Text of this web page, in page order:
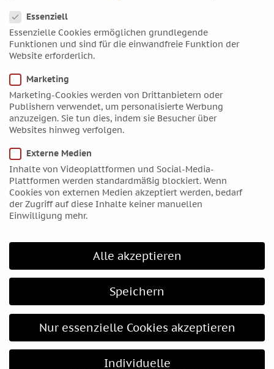
November 2016
Oktober 2016
September 2016
Juli 2016
Juni 2016
Mai 2016
April 2016
März 2016
Februar 2016
Januar 2016
Dezember 2015
November 2015
Juni 2015
Mai 2015
April 2015
Essenziell
Essenzielle Cookies ermöglichen grundlegende
Funktionen und sind für die einwandfreie Funktion der
Website erforderlich.
Marketing
Marketing-Cookies werden von Drittanbietern oder
Publishern verwendet, um personalisierte Werbung
anzuzeigen. Sie tun dies, indem sie Besucher über
Websites hinweg verfolgen.
Externe Medien
Inhalte von Videoplattformen und Social-Media-
Plattformen werden standardmäßig blockiert. Wenn
Cookies von externen Medien akzeptiert werden, bedarf
der Zugriff auf diese Inhalte keiner manuellen
Einwilligung mehr.
Alle akzeptieren
Speichern
Nur essenzielle Cookies akzeptieren
Individuelle